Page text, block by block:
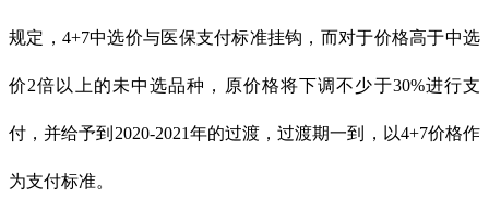
规定，4+7中选价与医保支付标准挂钩，而对于价格高于中选
价2倍以上的未中选品种，原价格将下调不少于30%进行支
付，并给予到2020-2021年的过渡，过渡期一到，以4+7价格作
为支付标准。